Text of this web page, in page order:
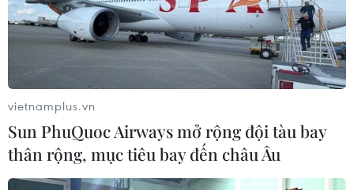
vietnamplus.vn
Sun PhuQuoc Airways mở rộng đội tàu bay
thân rộng, mục tiêu bay đến châu Âu